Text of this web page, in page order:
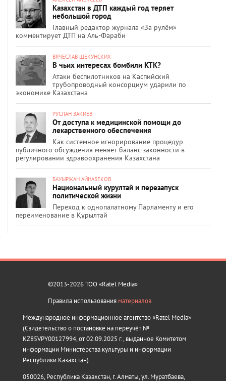
Казахстан в ДТП каждый год теряет
небольшой город
Главный редактор журнала «За рулём»
комментирует ДТП на Аль-Фараби
ВЯЧЕСЛАВ ЩЕКУНСКИХ
В чьих интересах бомбили КТК?
Атаки беспилотников на Каспийский
трубопроводный консорциум ударили по
экономике Казахстана
РУСЛАН ЗАКИЕВ
От доступа к медицинской помощи до
лекарственного обеспечения
Как системное игнорирование процедур
публичного обсуждения меняет баланс законности в
регулировании здравоохранения Казахстана
БАУЫРЖАН АЙНАБЕКОВ
Национальный курултай и перезапуск
политической жизни
Переход к однопалатному Парламенту и его
переименование в Құрылтай
©2013-2026 ТОО «Ratel Media»
Правила использования материалов
Международное информационное агентство «Ratel Media»
(Свидетельство о постановке на переучёт №
KZ85VPY00127994, от 02.09.2025 г., выданное Комитетом
информации Министерства культуры и информации
Республики Казахстан).
050026, Республика Казахстан, г. Алматы, ул. Муратбаева,